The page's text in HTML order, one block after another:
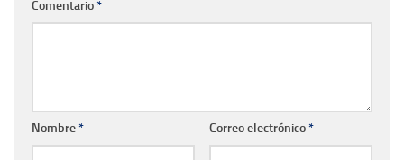
Comentario*
Nombre* Correo electrónico*